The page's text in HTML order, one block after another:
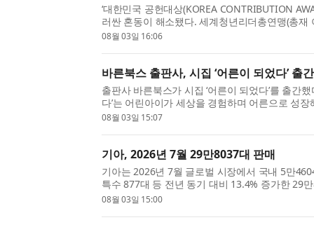
‘대한민국 공헌대상(KOREA CONTRIBUTION
러싼 혼동이 해소됐다. 세계청년리더총연맹(총재
Federation of Power Leaders, WFPL) 부설 언론
08월 03일 16:06
바른북스 출판사, 시집 ‘어른이 되었다’ 출간
출판사 바른북스가 시집 ‘어른이 되었다’를 출간
다’는 어린아이가 세상을 경험하며 어른으로 성
록이다. 살면서 만나는 사람과 자연, 책과 사건 그
08월 03일 15:07
기아, 2026년 7월 29만8037대 판매
기아는 2026년 7월 글로벌 시장에서 국내 5만
특수 877대 등 전년 동기 대비 13.4% 증가한 29
매 판매 기준). 이는 지난해 같은 기간과 비교해
08월 03일 15:00